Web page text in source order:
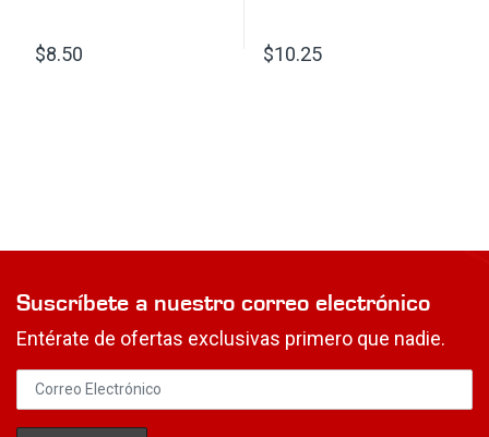
$8.50 $10.25
Suscríbete a nuestro correo electrónico
Entérate de ofertas exclusivas primero que nadie.